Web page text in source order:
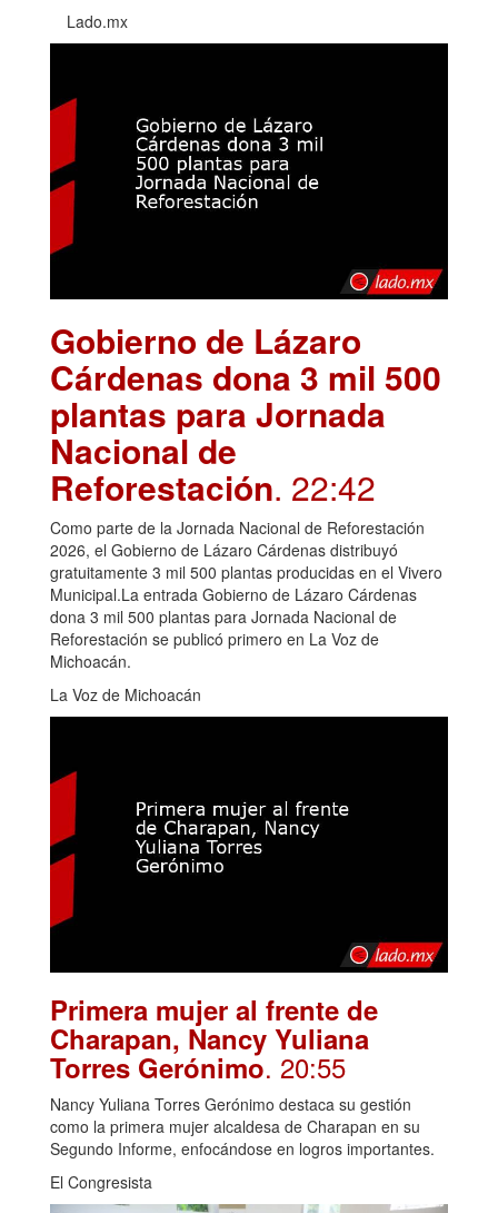
Lado.mx
Gobierno de Lázaro
Cárdenas dona 3 mil 500
plantas para Jornada
Nacional de
Reforestación. 22:42
Como parte de la Jornada Nacional de Reforestación
2026, el Gobierno de Lázaro Cárdenas distribuyó
gratuitamente 3 mil 500 plantas producidas en el Vivero
Municipal.La entrada Gobierno de Lázaro Cárdenas
dona 3 mil 500 plantas para Jornada Nacional de
Reforestación se publicó primero en La Voz de
Michoacán.
La Voz de Michoacán
Primera mujer al frente de
Charapan, Nancy Yuliana
Torres Gerónimo. 20:55
Nancy Yuliana Torres Gerónimo destaca su gestión
como la primera mujer alcaldesa de Charapan en su
Segundo Informe, enfocándose en logros importantes.
El Congresista